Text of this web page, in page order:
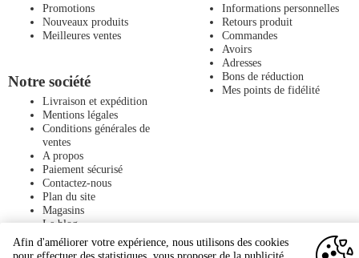
Promotions
Nouveaux produits
Meilleures ventes
Notre société
Livraison et expédition
Mentions légales
Conditions générales de
ventes
A propos
Paiement sécurisé
Contactez-nous
Plan du site
Magasins
Le blog
Informations personnelles
Retours produit
Commandes
Avoirs
Adresses
Bons de réduction
Mes points de fidélité
Afin d'améliorer votre expérience, nous utilisons des cookies